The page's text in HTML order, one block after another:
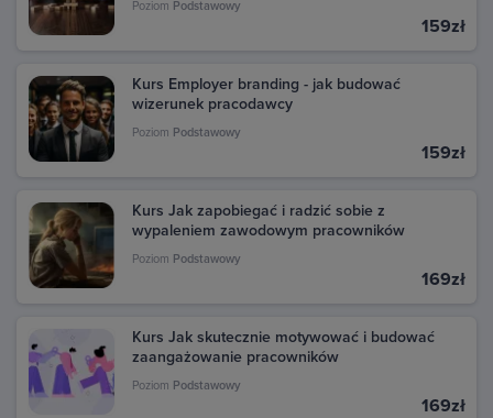
Poziom Podstawowy
159zł
Kurs Employer branding - jak budować
wizerunek pracodawcy
Poziom Podstawowy
159zł
Kurs Jak zapobiegać i radzić sobie z
wypaleniem zawodowym pracowników
Poziom Podstawowy
169zł
Kurs Jak skutecznie motywować i budować
zaangażowanie pracowników
Poziom Podstawowy
169zł